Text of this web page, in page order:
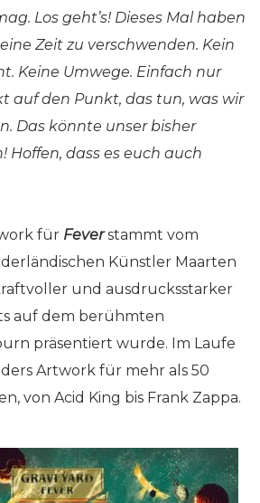
Los geht’s! Dieses Mal haben
Zeit zu verschwenden. Kein
Keine Umwege. Einfach nur
auf den Punkt, das tun, was wir
Das könnte unser bisher
Hoffen, dass es euch auch
für Feverstammt vom
Künstler Maarten
und ausdrucksstarker
auf dem berühmten
präsentiert wurde. Im Laufe
Artwork für mehr als 50
von Acid King bis Frank Zappa.